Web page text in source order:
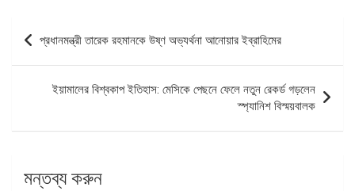
পোস্ট
ন্যাভিগেশন
প্রধানমন্ত্রী তারেক রহমানকে উষ্ণ অভ্যর্থনা আনোয়ার ইব্রাহিমের
ইয়ামালের বিশ্বকাপ ইতিহাস: মেসিকে পেছনে ফেলে নতুন রেকর্ড গড়লেন
স্প্যানিশ বিস্ময়বালক
মন্তব্য করুন